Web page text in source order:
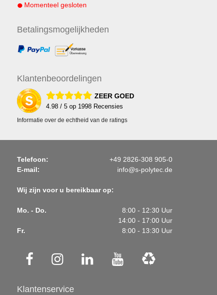
Momenteel gesloten
Betalingsmogelijkheden
Klantenbeoordelingen
ZEER GOED
4.98 / 5 op 1998 Recensies
Informatie over de echtheid van de ratings
Telefoon:
+49 2826-308 905-0
E-mail:
info@s-polytec.de
Wij zijn voor u bereikbaar op:
Mo. - Do.
8:00 - 12:30 Uur
14:00 - 17:00 Uur
Fr.
8:00 - 13:30 Uur
Klantenservice